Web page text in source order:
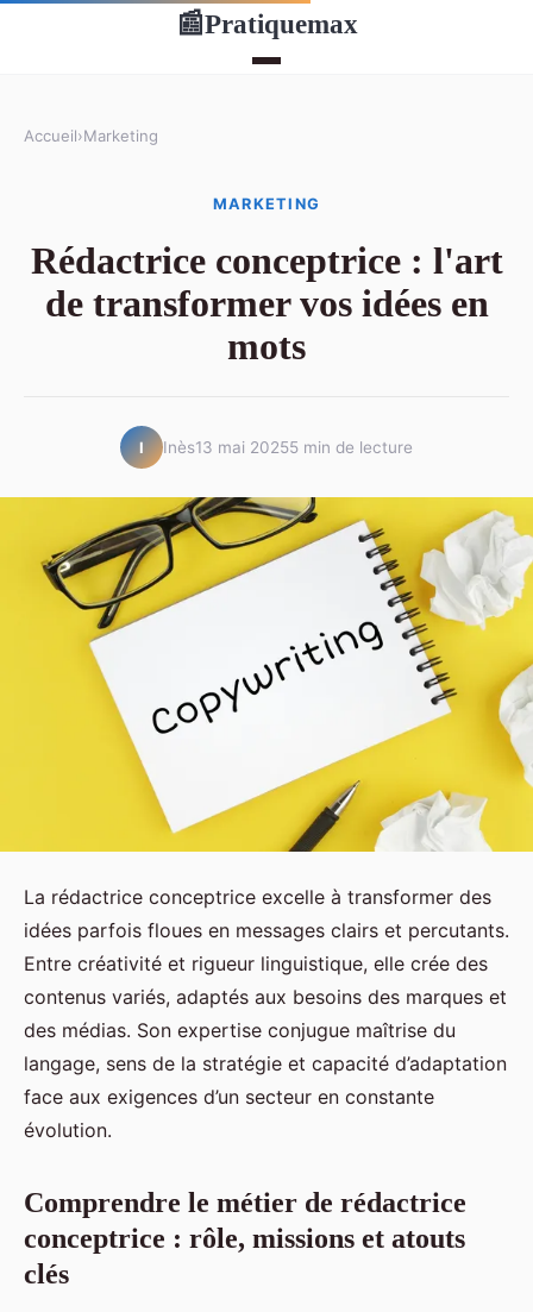
📰Pratiquemax
Accueil›Marketing
MARKETING
Rédactrice conceptrice : l'art
de transformer vos idées en
mots
I Inès13 mai 20255 min de lecture
La rédactrice conceptrice excelle à transformer des
idées parfois floues en messages clairs et percutants.
Entre créativité et rigueur linguistique, elle crée des
contenus variés, adaptés aux besoins des marques et
des médias. Son expertise conjugue maîtrise du
langage, sens de la stratégie et capacité d’adaptation
face aux exigences d’un secteur en constante
évolution.
Comprendre le métier de rédactrice
conceptrice : rôle, missions et atouts
clés